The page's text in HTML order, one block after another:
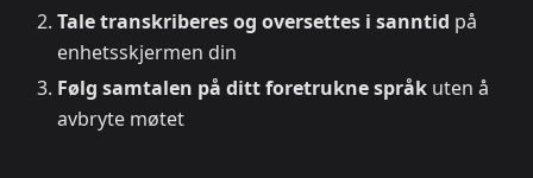
Tale transkriberes og oversettes i sanntid på
enhetsskjermen din
Følg samtalen på ditt foretrukne språk uten å
avbryte møtet